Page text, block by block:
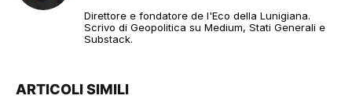
Direttore e fondatore de l'Eco della Lunigiana.
Scrivo di Geopolitica su Medium, Stati Generali e
Substack.
ARTICOLI SIMILI